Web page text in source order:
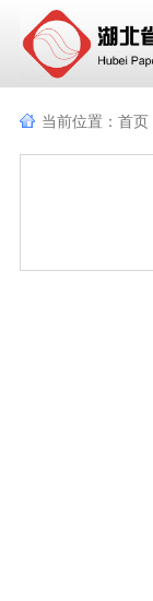
当前位置： 首页